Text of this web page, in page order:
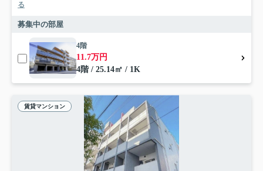
る
募集中の部屋
4階
11.7万円
4階 / 25.14㎡ / 1K
賃貸マンション